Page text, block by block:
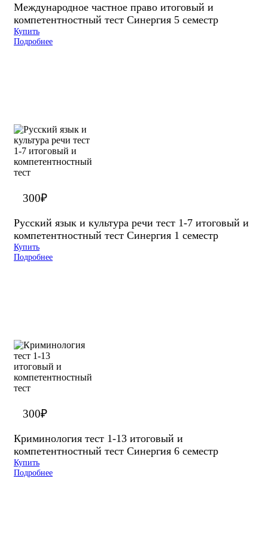
Международное частное право итоговый и
компетентностный тест Синергия 5 семестр
Купить
Подробнее
300₽
Русский язык и культура речи тест 1-7 итоговый и
компетентностный тест Синергия 1 семестр
Купить
Подробнее
300₽
Криминология тест 1-13 итоговый и
компетентностный тест Синергия 6 семестр
Купить
Подробнее